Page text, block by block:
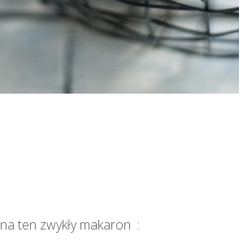
na ten zwykły makaron :